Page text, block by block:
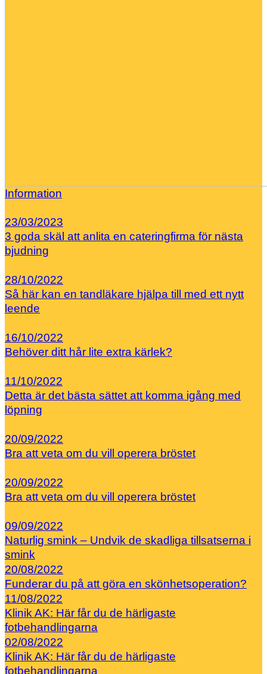
Information
23/03/2023
3 goda skäl att anlita en cateringfirma för nästa
bjudning
28/10/2022
Så här kan en tandläkare hjälpa till med ett nytt
leende
16/10/2022
Behöver ditt hår lite extra kärlek?
11/10/2022
Detta är det bästa sättet att komma igång med
löpning
20/09/2022
Bra att veta om du vill operera bröstet
20/09/2022
Bra att veta om du vill operera bröstet
09/09/2022
Naturlig smink – Undvik de skadliga tillsatserna i
smink
20/08/2022
Funderar du på att göra en skönhetsoperation?
11/08/2022
Klinik AK: Här får du de härligaste
fotbehandlingarna
02/08/2022
Klinik AK: Här får du de härligaste
fotbehandlingarna